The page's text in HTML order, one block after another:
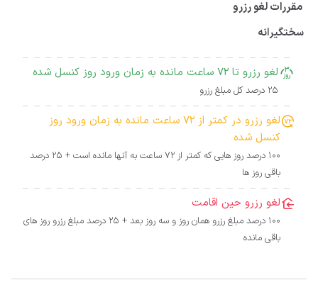
مقررات لغو رزرو
سختگیرانه
لغو رزرو تا 72 ساعت مانده به زمان ورود روز کنسل شده
25 درصد کل مبلغ رزرو
لغو رزرو در کمتر از 72 ساعت مانده به زمان ورود روز
کنسل شده
100 درصد روز هایی که کمتر از 72 ساعت به آنها مانده است + 25 درصد
باقی روز ها
لغو رزرو حین اقامت
100 درصد مبلغ رزرو همان روز و سه روز بعد + 25 درصد مبلغ رزرو روز های
باقی مانده